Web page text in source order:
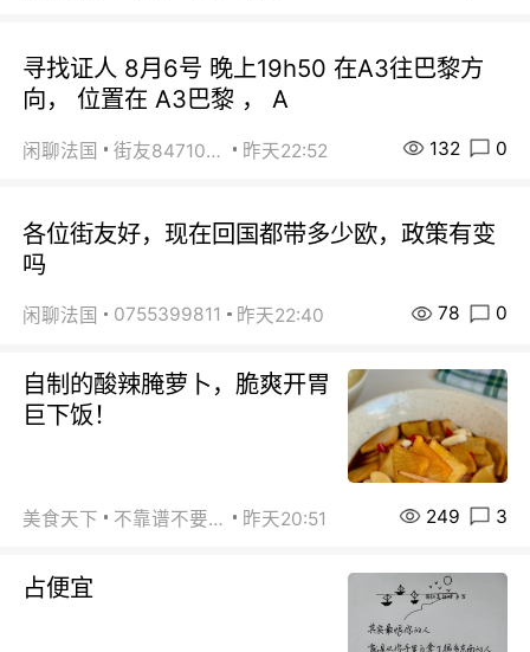
寻找证人 8月6号 晚上19h50 在A3往巴黎方
向， 位置在 A3巴黎 ， A
闲聊法国 街友84710671 昨天22:52 132 0
各位街友好，现在回国都带多少欧，政策有变
吗
闲聊法国 0755399811 昨天22:40 78 0
自制的酸辣腌萝卜，脆爽开胃
巨下饭！
美食天下 不靠谱不要联系 昨天20:51 249 3
占便宜